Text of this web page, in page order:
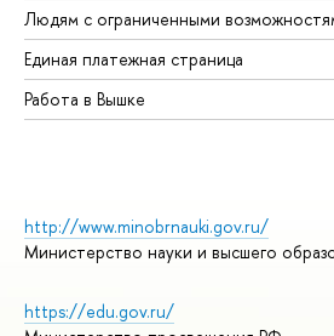
Людям с ограниченными
Единая платежная страница
Работа в Вышке
http://www.minobrnauki.gov.ru/
Министерство науки и высшего
https://edu.gov.ru/